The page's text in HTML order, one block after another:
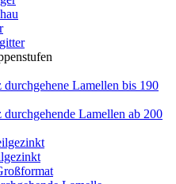
Lamellen bis 190
Lamellen ab 200